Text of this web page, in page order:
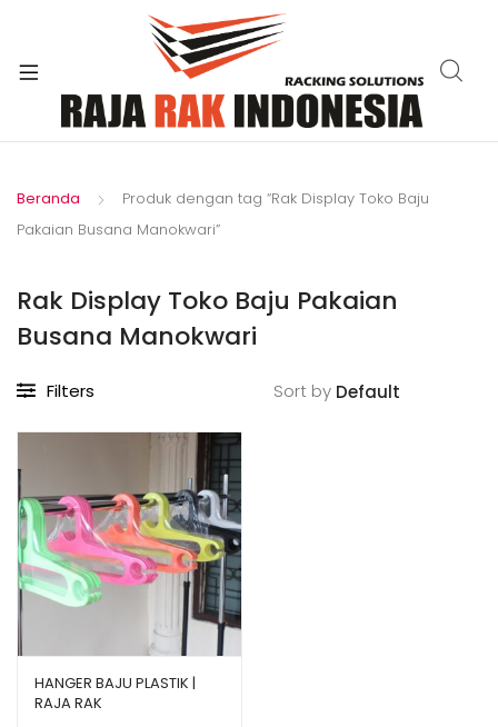
Beranda
Produk dengan tag “Rak Display Toko Baju
Pakaian Busana Manokwari”
Rak Display Toko Baju Pakaian
Busana Manokwari
Filters Sort by
HANGER BAJU PLASTIK |
RAJA RAK